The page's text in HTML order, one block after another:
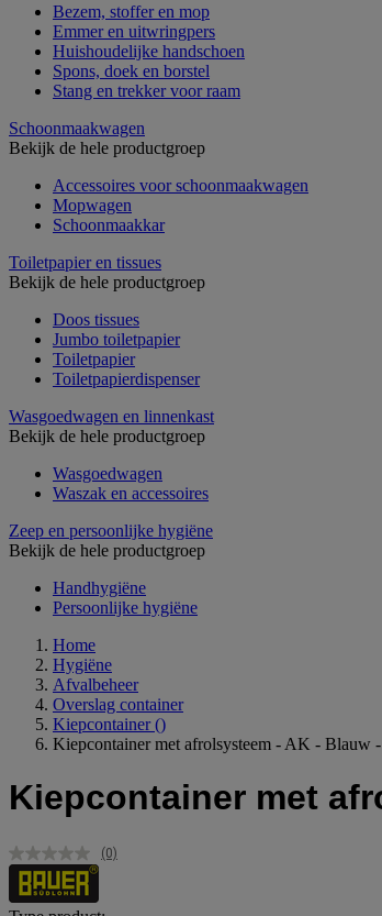
Bezem, stoffer en mop
Emmer en uitwringpers
Huishoudelijke handschoen
Spons, doek en borstel
Stang en trekker voor raam
Schoonmaakwagen
Bekijk de hele productgroep
Accessoires voor schoonmaakwagen
Mopwagen
Schoonmaakkar
Toiletpapier en tissues
Bekijk de hele productgroep
Doos tissues
Jumbo toiletpapier
Toiletpapier
Toiletpapierdispenser
Wasgoedwagen en linnenkast
Bekijk de hele productgroep
Wasgoedwagen
Waszak en accessoires
Zeep en persoonlijke hygiëne
Bekijk de hele productgroep
Handhygiëne
Persoonlijke hygiëne
Home
Hygiëne
Afvalbeheer
Overslag container
Kiepcontainer ()
Kiepcontainer met afrolsysteem - AK - Blauw
Kiepcontainer met
Geen
(0)